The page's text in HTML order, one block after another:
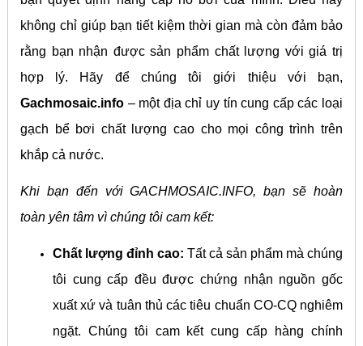
không chỉ giúp bạn tiết kiệm thời gian mà còn đảm bảo
rằng bạn nhận được sản phẩm chất lượng với giá trị
hợp lý. Hãy để chúng tôi giới thiệu với bạn,
Gachmosaic.info– một địa chỉ uy tín cung cấp các loại
gạch bể bơi chất lượng cao cho mọi công trình trên
khắp cả nước.
Khi bạn đến với GACHMOSAIC.INFO, bạn sẽ hoàn
toàn yên tâm vì chúng tôi cam kết:
Chất lượng đỉnh cao: Tất cả sản phẩm mà chúng
tôi cung cấp đều được chứng nhận nguồn gốc
xuất xứ và tuân thủ các tiêu chuẩn CO-CQ nghiêm
ngặt. Chúng tôi cam kết cung cấp hàng chính